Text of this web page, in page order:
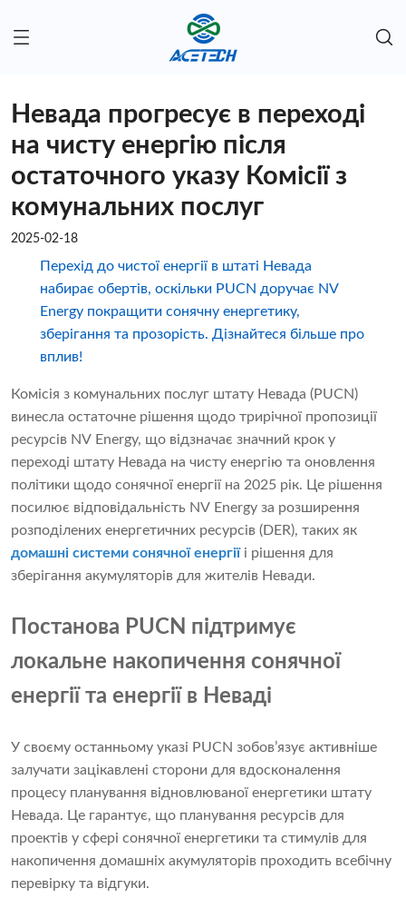
Невада прогресує в переході
на чисту енергію після
остаточного указу Комісії з
комунальних послуг
2025-02-18
Перехід до чистої енергії в штаті Невада
набирає обертів, оскільки PUCN доручає NV
Energy покращити сонячну енергетику,
зберігання та прозорість. Дізнайтеся більше про
вплив!
Комісія з комунальних послуг штату Невада (PUCN)
винесла остаточне рішення щодо трирічної пропозиції
ресурсів NV Energy, що відзначає значний крок у
переході штату Невада на чисту енергію та оновлення
політики щодо сонячної енергії на 2025 рік. Це рішення
посилює відповідальність NV Energy за розширення
розподілених енергетичних ресурсів (DER), таких як
домашні системи сонячної енергіїі рішення для
зберігання акумуляторів для жителів Невади.
Постанова PUCN підтримує
локальне накопичення сонячної
енергії та енергії в Неваді
У своєму останньому указі PUCN зобов’язує активніше
залучати зацікавлені сторони для вдосконалення
процесу планування відновлюваної енергетики штату
Невада. Це гарантує, що планування ресурсів для
проектів у сфері сонячної енергетики та стимулів для
накопичення домашніх акумуляторів проходить всебічну
перевірку та відгуки.